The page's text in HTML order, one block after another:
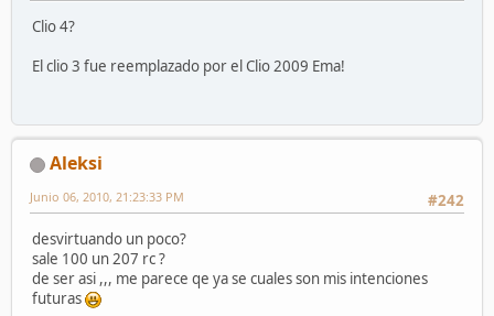
Clio 4?
El clio 3 fue reemplazado por el Clio 2009 Ema!
Aleksi
#242
Junio 06, 2010, 21:23:33 PM
desvirtuando un poco?
sale 100 un 207 rc ?
de ser asi ,,, me parece qe ya se cuales son mis intenciones
futuras